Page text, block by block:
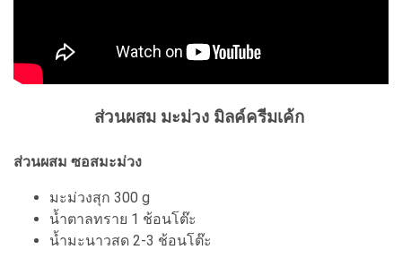
ส่วนผสม มะม่วง มิลค์ครีมเค้ก
ส่วนผสม ซอสมะม่วง
มะม่วงสุก 300 g
น้ำตาลทราย 1 ช้อนโต๊ะ
น้ำมะนาวสด 2-3 ช้อนโต๊ะ